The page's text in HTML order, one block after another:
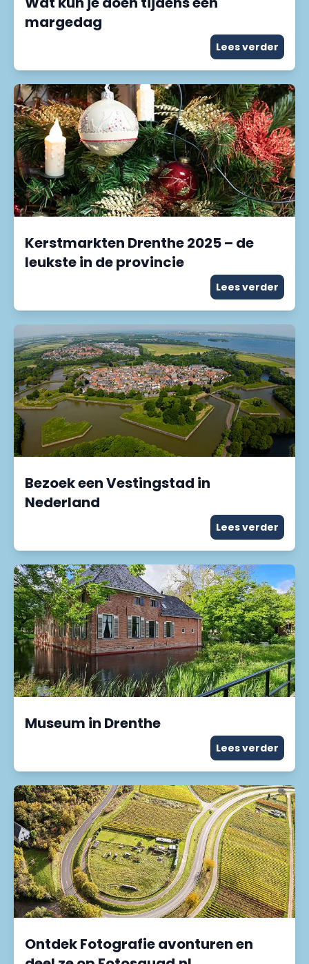
margedag
Lees verder
Kerstmarkten Drenthe 2025 – de
leukste in de provincie
Lees verder
Bezoek een Vestingstad in
Nederland
Lees verder
Museum in Drenthe
Lees verder
Ontdek Fotografie avonturen en